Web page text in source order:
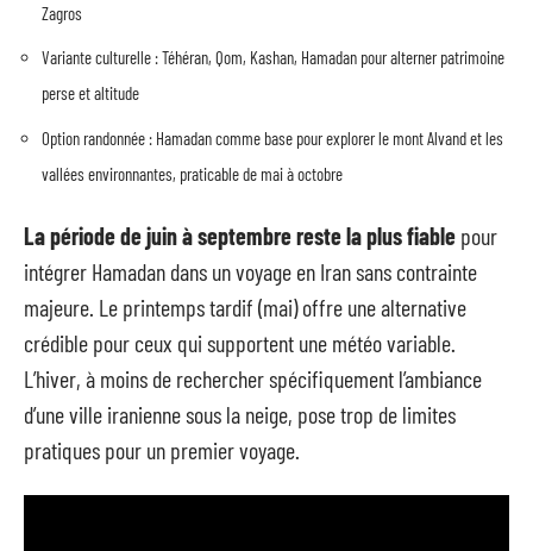
Zagros
Variante culturelle : Téhéran, Qom, Kashan, Hamadan pour alterner patrimoine
perse et altitude
Option randonnée : Hamadan comme base pour explorer le mont Alvand et les
vallées environnantes, praticable de mai à octobre
La période de juin à septembre reste la plus fiable pour
intégrer Hamadan dans un voyage en Iran sans contrainte
majeure. Le printemps tardif (mai) offre une alternative
crédible pour ceux qui supportent une météo variable.
L’hiver, à moins de rechercher spécifiquement l’ambiance
d’une ville iranienne sous la neige, pose trop de limites
pratiques pour un premier voyage.